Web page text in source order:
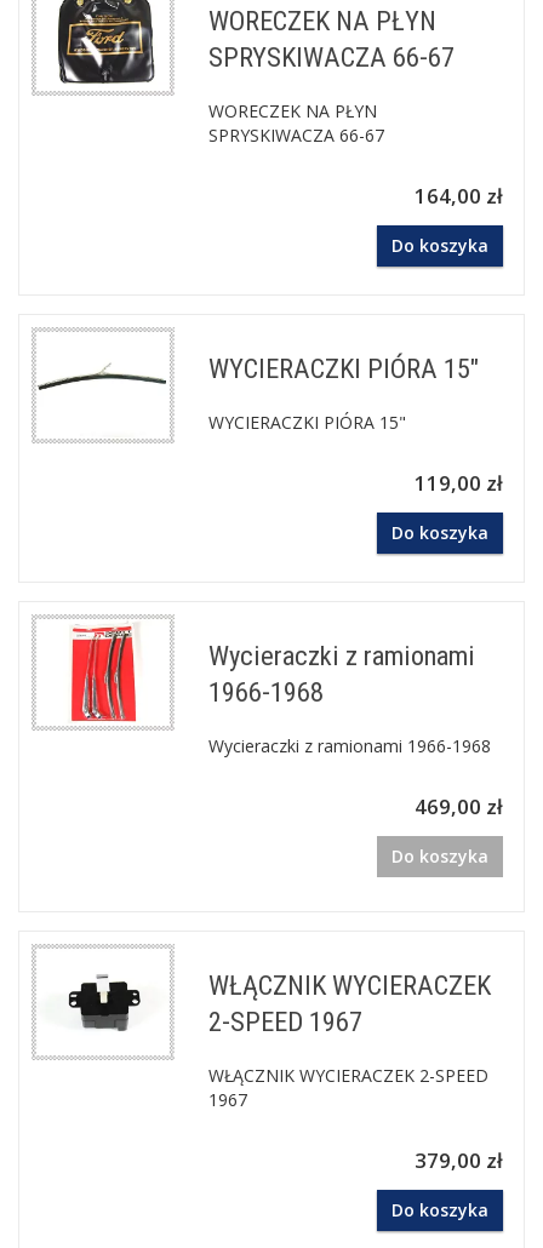
WORECZEK NA PŁYN
SPRYSKIWACZA 66-67
WORECZEK NA PŁYN
SPRYSKIWACZA 66-67
164,00 zł
Do koszyka
WYCIERACZKI PIÓRA 15"
WYCIERACZKI PIÓRA 15"
119,00 zł
Do koszyka
Wycieraczki z ramionami
1966-1968
Wycieraczki z ramionami 1966-1968
469,00 zł
Do koszyka
WŁĄCZNIK WYCIERACZEK
2-SPEED 1967
WŁĄCZNIK WYCIERACZEK 2-SPEED
1967
379,00 zł
Do koszyka